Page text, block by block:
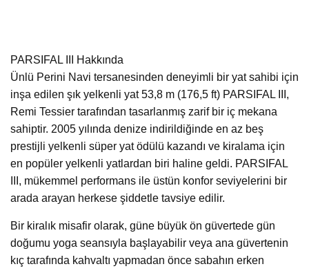
PARSIFAL III Hakkında
Ünlü Perini Navi tersanesinden deneyimli bir yat sahibi için
inşa edilen şık yelkenli yat 53,8 m (176,5 ft) PARSIFAL III,
Remi Tessier tarafından tasarlanmış zarif bir iç mekana
sahiptir. 2005 yılında denize indirildiğinde en az beş
prestijli yelkenli süper yat ödülü kazandı ve kiralama için
en popüler yelkenli yatlardan biri haline geldi. PARSIFAL
III, mükemmel performans ile üstün konfor seviyelerini bir
arada arayan herkese şiddetle tavsiye edilir.
Bir kiralık misafir olarak, güne büyük ön güvertede gün
doğumu yoga seansıyla başlayabilir veya ana güvertenin
kıç tarafında kahvaltı yapmadan önce sabahın erken